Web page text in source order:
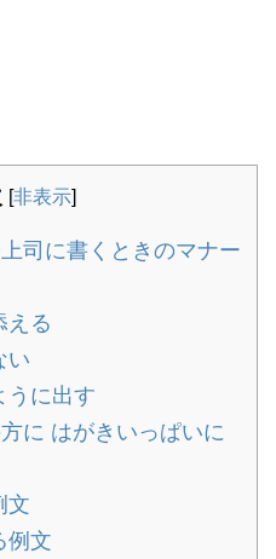
[非表示]
司に書くときのマナー
える
い
うに出す
に はがきいっぱいに
文
例文